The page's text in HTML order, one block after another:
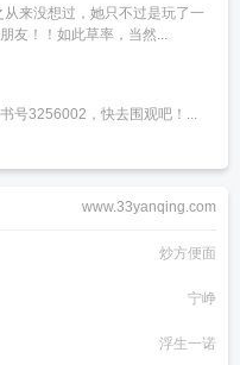
来没想过，她只不过是玩了一
友！！如此草率，当然...
号3256002，快去围观吧！...
www.33yanqing.com
炒方便面
宁峥
浮生一诺